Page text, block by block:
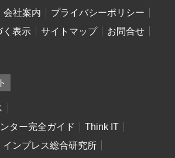
会社案内
プライバシーポリシー
く表示
サイトマップ
お問合せ
ター完全ガイド
Think IT
インプレス総合研究所